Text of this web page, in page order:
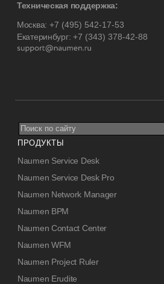
Техническая поддержка:
Москва: +7 (495) 542-17-53
Екатеринбург:+7 (343) 378-42-88
ПРОДУКТЫ
Naumen Service Desk
Naumen Service Desk Pro
Naumen Network Manager
Naumen BPM
Naumen Contact Center
Naumen WFM
Naumen Project Ruler
Naumen Erudite